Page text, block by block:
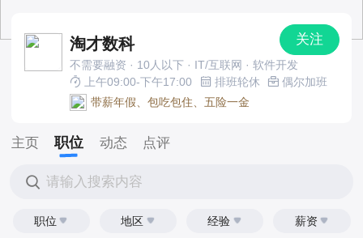
淘才数科 关注
不需要融资 · 10人以下 · IT/互联网 · 软件开发
上午09:00-下午17:00
排班轮休
偶尔加班
带薪年假、包吃包住、五险一金
主页 职位 动态 点评
请输入搜索内容
职位 地区 经验 薪资